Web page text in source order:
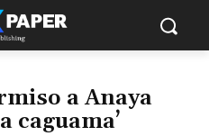
a Anaya
caguama’